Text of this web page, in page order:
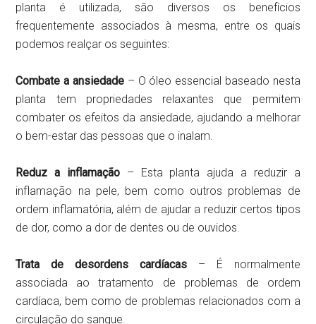
planta é utilizada, são diversos os benefícios
frequentemente associados à mesma, entre os quais
podemos realçar os seguintes:
Combate a ansiedade– O óleo essencial baseado nesta
planta tem propriedades relaxantes que permitem
combater os efeitos da ansiedade, ajudando a melhorar
o bem-estar das pessoas que o inalam.
Reduz a inflamação – Esta planta ajuda a reduzir a
inflamação na pele, bem como outros problemas de
ordem inflamatória, além de ajudar a reduzir certos tipos
de dor, como a dor de dentes ou de ouvidos.
Trata de desordens cardíacas – É normalmente
associada ao tratamento de problemas de ordem
cardíaca, bem como de problemas relacionados com a
circulação do sangue.